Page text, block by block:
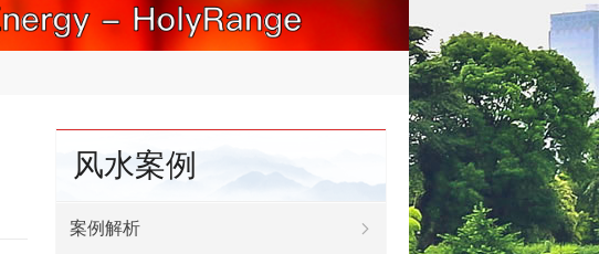
风水案例
案例解析